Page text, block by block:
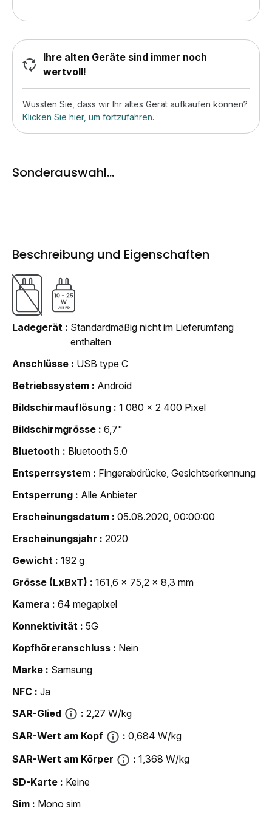
Ihre alten Geräte sind immer noch
wertvoll!
Wussten Sie, dass wir Ihr altes Gerät aufkaufen können?
Klicken Sie hier, um fortzufahren.
Sonderauswahl...
Beschreibung und Eigenschaften
Ladegerät
Standardmäßig nicht im Lieferumfang
enthalten
Anschlüsse
USB type C
Betriebssystem
Android
Bildschirmauflösung
1 080 x 2 400 Pixel
Bildschirmgrösse
6,7"
Bluetooth
Bluetooth 5.0
Entsperrsystem
Fingerabdrücke, Gesichtserkennung
Entsperrung
Alle Anbieter
Erscheinungsdatum
05.08.2020, 00:00:00
Erscheinungsjahr
2020
Gewicht
192 g
Grösse (LxBxT)
161,6 x 75,2 x 8,3 mm
Kamera
64 megapixel
Konnektivität
5G
Kopfhöreranschluss
Nein
Marke
Samsung
NFC
Ja
SAR-Glied
2,27 W/kg
SAR-Wert am Kopf
0,684 W/kg
SAR-Wert am Körper
1,368 W/kg
SD-Karte
Keine
Sim
Mono sim